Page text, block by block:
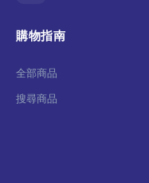
購物指南
全部商品
搜尋商品